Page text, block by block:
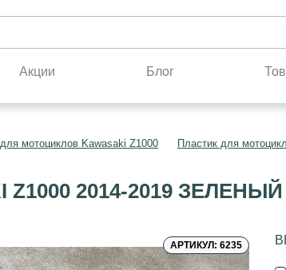
Акции Блог
мотоциклов Kawasaki Z1000 Пластик для
2014-2019
АРТИКУЛ: 6235